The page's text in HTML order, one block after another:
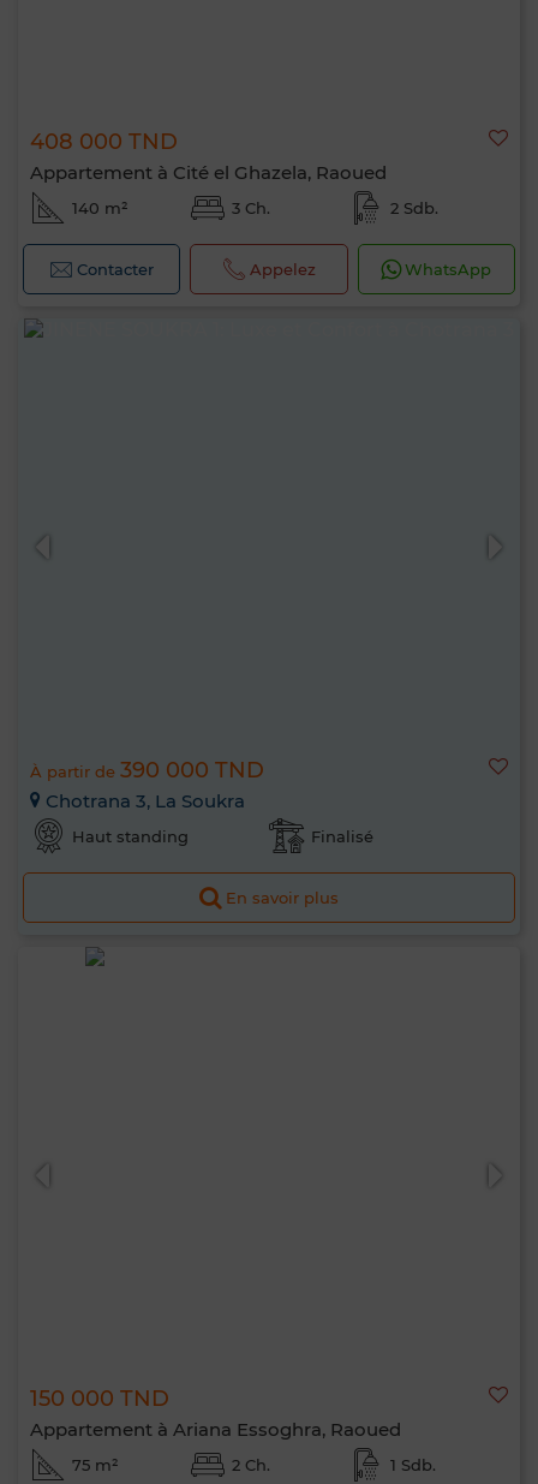
408 000 TND
Appartement à Cité el Ghazela, Raoued
140 m² 3 Ch. 2 Sdb.
Contacter Appelez WhatsApp
À partir de 390 000 TND
Chotrana 3, La Soukra
Haut standing Finalisé
En savoir plus
150 000 TND
Appartement à Ariana Essoghra, Raoued
75 m² 2 Ch. 1 Sdb.